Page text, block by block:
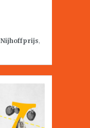
Nijhoffprijs,